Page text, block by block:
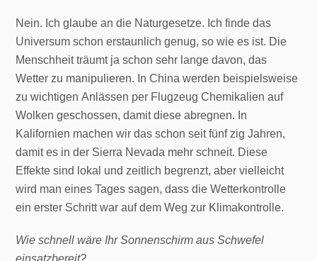
Nein. Ich glaube an die Naturgesetze. Ich finde das
Universum schon erstaunlich genug, so wie es ist. Die
Menschheit träumt ja schon sehr lange davon, das
Wetter zu manipulieren. In China werden beispielsweise
zu wichtigen Anlässen per Flugzeug Chemikalien auf
Wolken geschossen, damit diese abregnen. In
Kalifornien machen wir das schon seit fünf zig Jahren,
damit es in der Sierra Nevada mehr schneit. Diese
Effekte sind lokal und zeitlich begrenzt, aber vielleicht
wird man eines Tages sagen, dass die Wetterkontrolle
ein erster Schritt war auf dem Weg zur Klimakontrolle.
Wie schnell wäre Ihr Sonnenschirm aus Schwefel
einsatzbereit?